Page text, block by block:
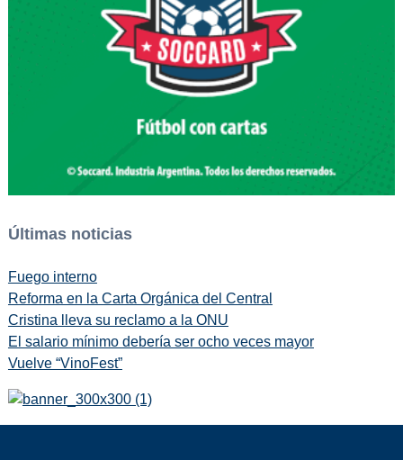
Últimas noticias
Fuego interno
Reforma en la Carta Orgánica del Central
Cristina lleva su reclamo a la ONU
El salario mínimo debería ser ocho veces mayor
Vuelve “VinoFest”